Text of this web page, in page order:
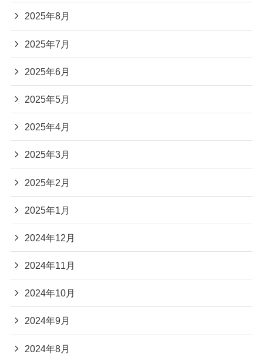
2025年8月
2025年7月
2025年6月
2025年5月
2025年4月
2025年3月
2025年2月
2025年1月
2024年12月
2024年11月
2024年10月
2024年9月
2024年8月